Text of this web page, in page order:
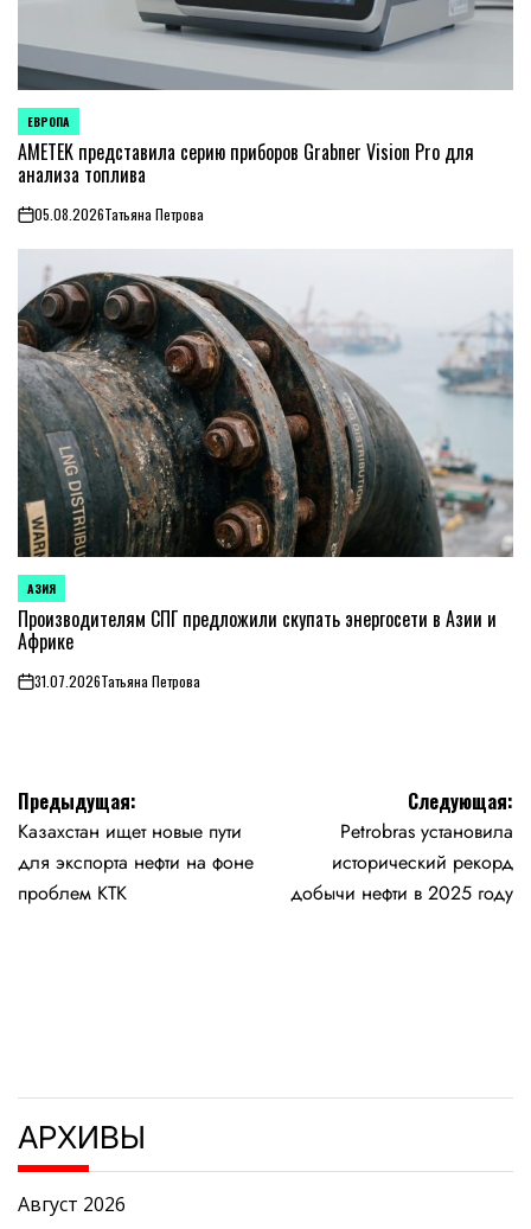
ОПУБЛИКОВАНО
В
ЕВРОПА
AMETEK представила серию приборов Grabner Vision Pro для
анализа топлива
on05.08.2026Татьяна Петрова
ОПУБЛИКОВАНО
В
АЗИЯ
Производителям СПГ предложили скупать энергосети в Азии и
Африке
on31.07.2026Татьяна Петрова
Навигация
по
записям
Предыдущая:
Казахстан ищет новые пути
для экспорта нефти на фоне
проблем КТК
Следующая:
Petrobras установила
исторический рекорд
добычи нефти в 2025 году
АРХИВЫ
Август 2026